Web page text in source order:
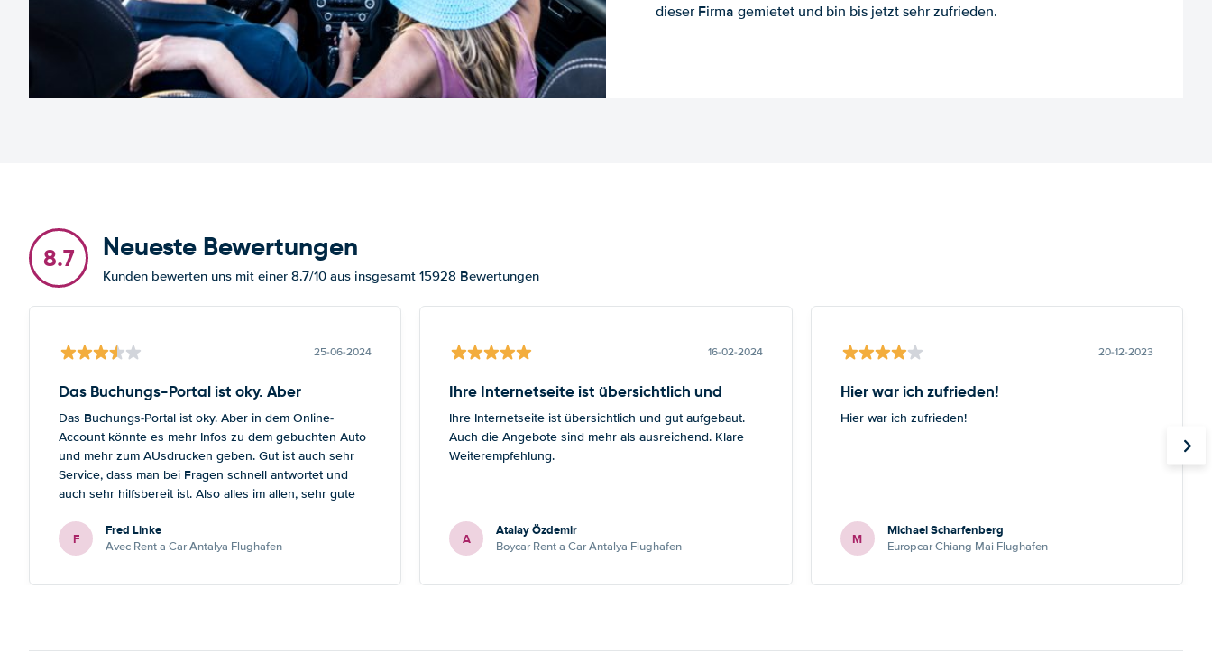
dieser Firma gemietet und bin bis jetzt sehr zufrieden.
8.7 Neueste Bewertungen
Kunden bewerten uns mit einer 8.7/10 aus insgesamt 15928 Bewertungen
25-06-2024
Das Buchungs-Portal ist oky. Aber
Das Buchungs-Portal ist oky. Aber in dem Online-
Account könnte es mehr Infos zu dem gebuchten Auto
und mehr zum AUsdrucken geben. Gut ist auch sehr
Service, dass man bei Fragen schnell antwortet und
auch sehr hilfsbereit ist. Also alles im allen, sehr gute
Mietautovermittler auch für künftige Buchungen
abgespeichert.
F Fred Linke
Avec Rent a Car Antalya Flughafen
16-02-2024
Ihre Internetseite ist übersichtlich und
Ihre Internetseite ist übersichtlich und gut aufgebaut.
Auch die Angebote sind mehr als ausreichend. Klare
Weiterempfehlung.
A Atalay Özdemir
Boycar Rent a Car Antalya Flughafen
20-12-2023
Hier war ich zufrieden!
Hier war ich zufrieden!
M Michael Scharfenberg
Europcar Chiang Mai Flughafen